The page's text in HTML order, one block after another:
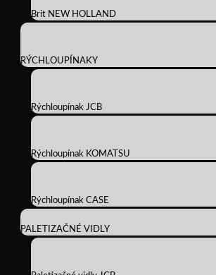
Brit NEW HOLLAND
RÝCHLOUPÍNAKY
Rýchloupínak JCB
Rýchloupínak KOMATSU
Rýchloupínak CASE
PALETIZAČNÉ VIDLY